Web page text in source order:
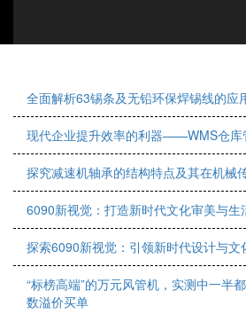
全面解析63锡条及无铅环保焊锡线的应
现代企业提升效率的利器——WMS仓库
探究减速机轴承的结构特点及其在机械
6090新视觉：打造新时代文化审美与生
探索6090新视觉：引领新时代设计与文
“标榜高端”的万元风管机，实测中一半
数溢价买单